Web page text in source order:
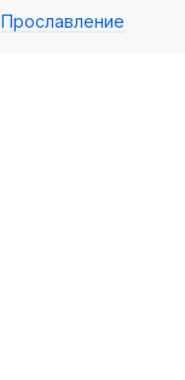
Прославление